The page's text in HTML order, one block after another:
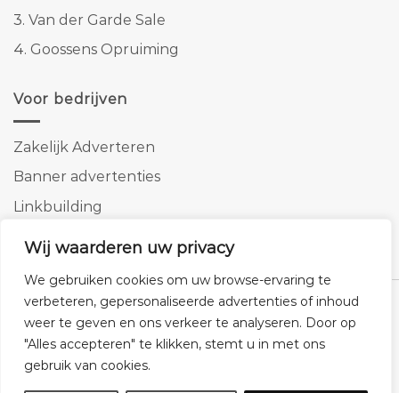
Wij waarderen uw privacy
We gebruiken cookies om uw browse-ervaring te
verbeteren, gepersonaliseerde advertenties of inhoud
weer te geven en ons verkeer te analyseren. Door op
"Alles accepteren" te klikken, stemt u in met ons
gebruik van cookies.
3. Van der Garde Sale
4. Goossens Opruiming
Voor bedrijven
Zakelijk Adverteren
Banner advertenties
Linkbuilding
SEO copywriting
Klantenservice Cookies Privacybeleid Disclaimer